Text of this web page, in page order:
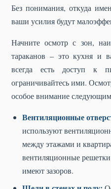
Без понимания, откуда
ваши усилия будут
Начните осмотр с зон,
тараканов – это кухня и
всегда есть доступ к
ограничивайтесь ими.
особое внимание
Вентиляционные
используют
между этажами и
вентиляционные
имеют зазоров.